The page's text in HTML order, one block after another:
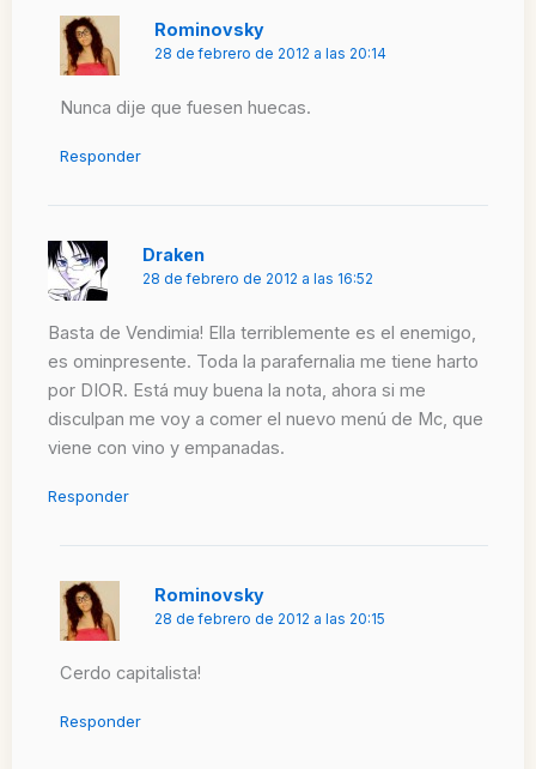
Rominovsky
28 de febrero de 2012 a las 20:14
Nunca dije que fuesen huecas.
Responder
Draken
28 de febrero de 2012 a las 16:52
Basta de Vendimia! Ella terriblemente es el enemigo,
es ominpresente. Toda la parafernalia me tiene harto
por DIOR. Está muy buena la nota, ahora si me
disculpan me voy a comer el nuevo menú de Mc, que
viene con vino y empanadas.
Responder
Rominovsky
28 de febrero de 2012 a las 20:15
Cerdo capitalista!
Responder